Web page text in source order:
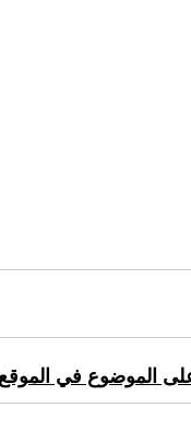
على الموضوع في